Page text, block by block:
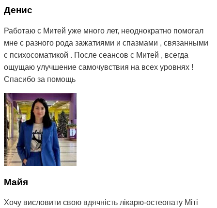
та залежність від планшету. Після сеансів Міті, дочка
почала менше капризувати, сон покращився, і
позбулася залежності від планшету 🙌🏻
Дуже дякую Міті за допомогу, професіоналізм, підхід до
дітей та людяність 🤝
Рекомендую Мітю як професіонала своєї справи 💪
Денис
Работаю с Митей уже много лет, неоднократно помогал
мне с разного рода зажатиями и спазмами , связанными
с психосоматикой . После сеансов с Митей , всегда
ощущаю улучшение самочувствия на всех уровнях !
Спасибо за помощь
Майя
Хочу висловити свою вдячність лікарю-остеопату Міті